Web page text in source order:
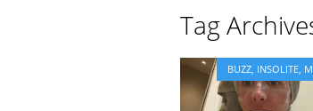
Tag
BUZZ, INSOLITE,